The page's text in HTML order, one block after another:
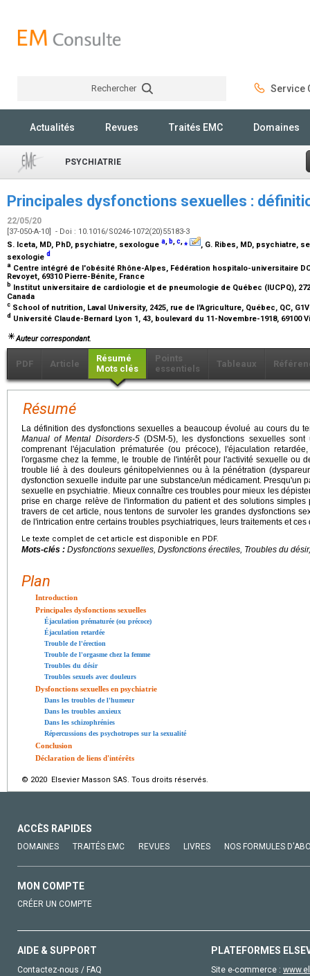
Rechercher Service
Actualités Revues Traités EMC Domaines
PSYCHIATRIE
Principales dysfonctions sexuelles :
22/05/20
[37-050-A-10] - Doi : 10.1016/S0246-1072(20)55183-3
S. Iceta, MD, PhD, psychiatre, sexologue a, b,c,⁎ , G. Ribes, MD, psychiatre,
sexologie d
a Centre intégré de l'obésité Rhône-Alpes, Fédération hospitalo-universitaire
Revoyet, 69310 Pierre-Bénite, France
b Institut universitaire de cardiologie et de pneumologie de Québec (IUCPQ),
Canada
c School of nutrition, Laval University, 2425, rue de l'Agriculture, Québec, QC,
d Université Claude-Bernard Lyon 1, 43, boulevard du 11-Novembre-1918, 69100
Auteur correspondant.
PDF Article
Résumé
Mots clés
Points
essentiels
Tableaux
Résumé
La définition des dysfonctions sexuelles a beaucoup évolué au cours du
Manual of Mental Disorders-5(DSM-5), les dysfonctions sexuelles
comprenant l'éjaculation prématurée (ou précoce), l'éjaculation
l'orgasme chez la femme, le trouble de l'intérêt pour l'activité sexuelle ou
trouble lié à des douleurs génitopelviennes ou à la pénétration
dysfonction sexuelle induite par une substance/un médicament. Presqu'un
sexuelle en psychiatrie. Mieux connaître ces troubles pour mieux les
prise en charge relève de l'information du patient et des solutions simples
travers de cet article, nous tentons de survoler les grandes dysfonctions
de l'intrication entre certains troubles psychiatriques, leurs traitements et ces
Le texte complet de cet article est disponible en PDF.
Mots-clés : Dysfonctions sexuelles, Dysfonctions érectiles, Troubles du
Plan
Introduction
Principales dysfonctions sexuelles
Éjaculation prématurée (ou précoce)
Éjaculation retardée
Trouble de l'érection
Trouble de l'orgasme chez la femme
Troubles du désir
Troubles sexuels avec douleurs
Dysfonctions sexuelles en psychiatrie
Dans les troubles de l'humeur
Dans les troubles anxieux
Dans les schizophrénies
Répercussions des psychotropes sur la sexualité
Conclusion
Déclaration de liens d'intérêts
© 2020 Elsevier Masson SAS. Tous droits réservés.
ACCÈS RAPIDES
DOMAINES TRAITÉS EMC REVUES LIVRES NOS FORMULES
MON COMPTE
CRÉER UN COMPTE
AIDE & SUPPORT
Contactez-nous / FAQ
PLATEFORMES
Site e-commerce :